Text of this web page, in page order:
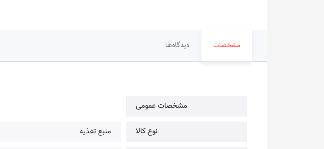
مشخصات دیدگاه‌ها
مشخصات عمومی
نوع کالا منبع تغذیه